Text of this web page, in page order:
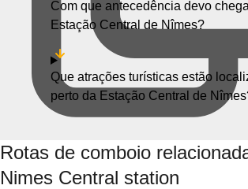
Com que antecedência devo
Estação Central de Nîmes?
Que atrações turísticas estão
perto da Estação Central de
Rotas de comboio
Nimes Central station